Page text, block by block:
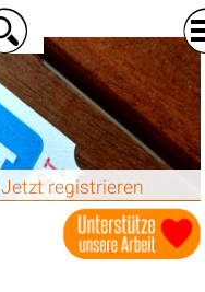
Jetzt registrieren